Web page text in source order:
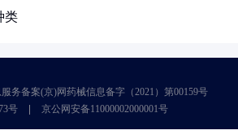
类
务备案(京)网药械信息备字（2021）第00159号
号
京公网安备11000002000001号